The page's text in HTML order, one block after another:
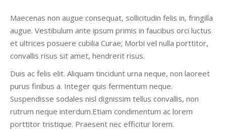
Maecenas non augue consequat, sollicitudin felis in, fringilla
augue. Vestibulum ante ipsum primis in faucibus orci luctus
et ultrices posuere cubilia Curae; Morbi vel nulla porttitor,
convallis risus sit amet, hendrerit risus.
Duis ac felis elit. Aliquam tincidunt urna neque, non laoreet
purus finibus a. Integer quis fermentum neque.
Suspendisse sodales nisl dignissim tellus convallis, non
rutrum neque interdum.Etiam condimentum ac lorem
porttitor tristique. Praesent nec efficitur lorem.